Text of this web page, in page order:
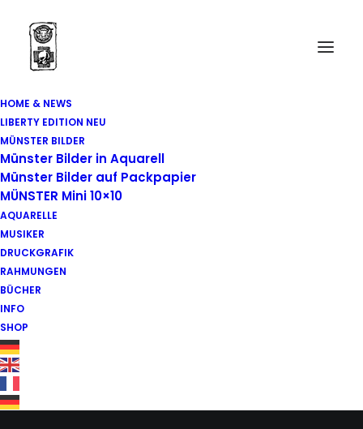
HOME & NEWS
LIBERTY EDITION NEU
MÜNSTER BILDER
Münster Bilder in Aquarell
Münster Bilder auf Packpapier
MÜNSTER Mini 10×10
AQUARELLE
MUSIKER
DRUCKGRAFIK
RAHMUNGEN
BÜCHER
INFO
SHOP
Januar 30, 2013
Comiczeichner
WILSBERG-Comic